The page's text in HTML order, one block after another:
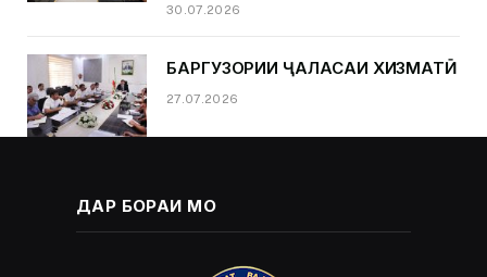
30.07.2026
БАРГУЗОРИИ ҶАЛАСАИ ХИЗМАТӢ
27.07.2026
ДАР БОРАИ МО